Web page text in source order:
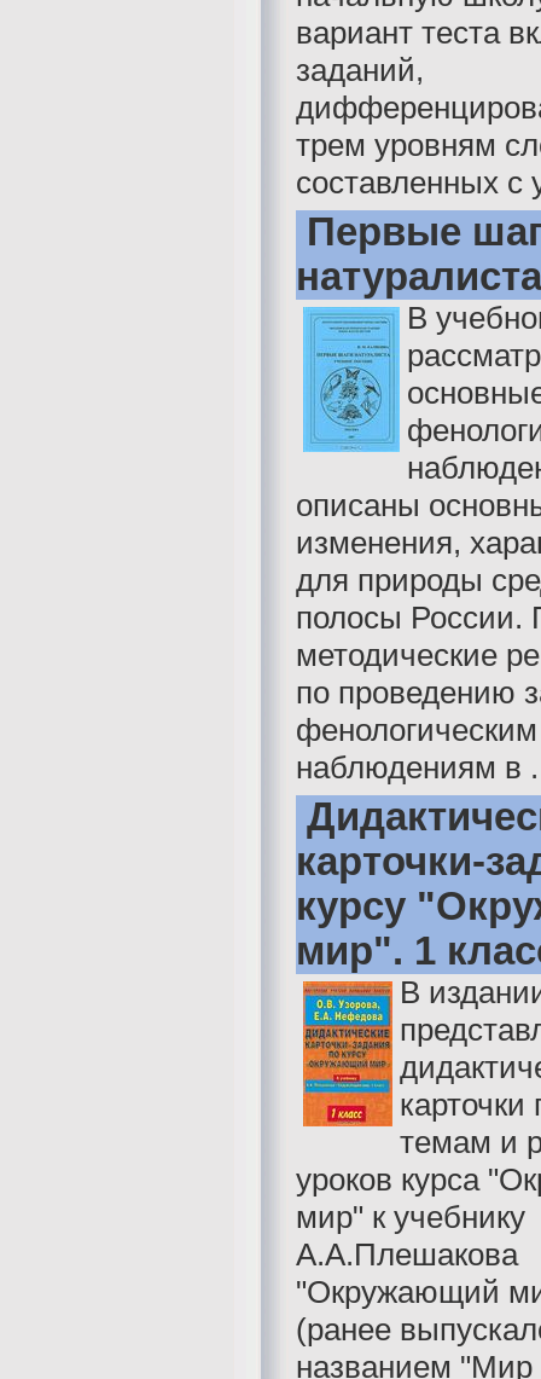
вариант теста
заданий,
трем уровням
составленных с
Первые
натуралиста
В
описаны
изменения,
для природы
полосы России.
методические
по проведению
фенологическим
наблюдениям в
карточки-
курсу
мир". 1
В
темам и
уроков курса
мир" к учебнику
А.А.Плешакова
"Окружающий
(ранее
названием "Мир